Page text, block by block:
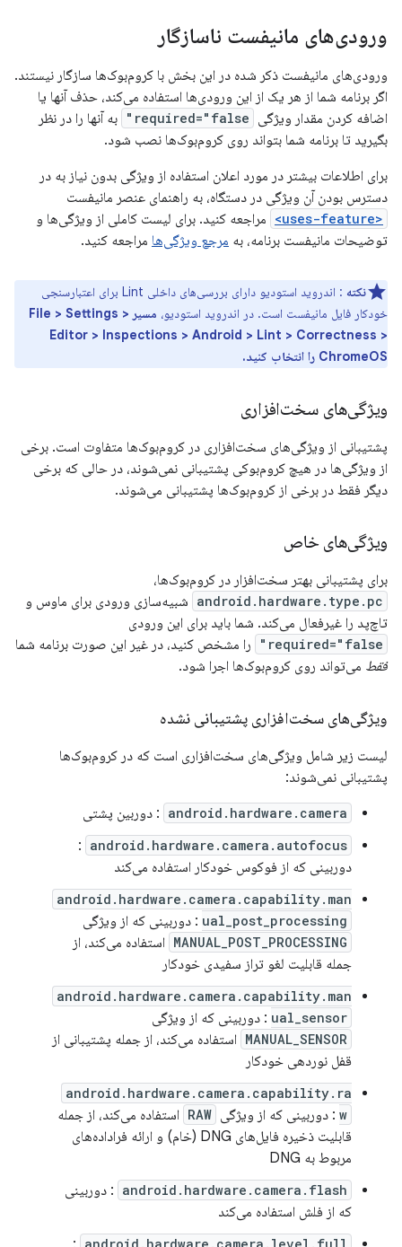
ورودی‌های مانیفست ناسازگار
ورودی‌های مانیفست ذکر شده در این بخش با کروم‌بوک‌ها سازگار نیستند.
اگر برنامه شما از هر یک از این ورودی‌ها استفاده می‌کند، حذف آنها یا
اضافه کردن مقدار ویژگی required="false"
به آنها را در نظر
بگیرید تا برنامه شما بتواند روی کروم‌بوک‌ها نصب شود.
برای اطلاعات بیشتر در مورد اعلان استفاده از ویژگی بدون نیاز به در
دسترس بودن آن ویژگی در دستگاه، به راهنمای عنصر مانیفست
<uses-feature>
مراجعه کنید. برای لیست کاملی از ویژگی‌ها و
توضیحات مانیفست برنامه، به مرجع ویژگی‌ها مراجعه کنید.
نکته
: اندروید استودیو دارای بررسی‌های داخلی Lint برای اعتبارسنجی
خودکار فایل مانیفست است. در اندروید استودیو،
مسیر File > Settings >
Editor > Inspections > Android > Lint > Correctness >
ChromeOS را انتخاب کنید.
ویژگی‌های سخت‌افزاری
پشتیبانی از ویژگی‌های سخت‌افزاری در کروم‌بوک‌ها متفاوت است. برخی
از ویژگی‌ها در هیچ کروم‌بوکی پشتیبانی نمی‌شوند، در حالی که برخی
دیگر فقط در برخی از کروم‌بوک‌ها پشتیبانی می‌شوند.
ویژگی‌های خاص
برای پشتیبانی بهتر سخت‌افزار در کروم‌بوک‌ها،
android.hardware.type.pc شبیه‌سازی ورودی برای ماوس و
تاچ‌پد را غیرفعال می‌کند. شما باید برای این ورودی
required="false"
را مشخص کنید، در غیر این صورت برنامه شما
فقط می‌تواند روی کروم‌بوک‌ها اجرا شود.
ویژگی‌های سخت‌افزاری پشتیبانی نشده
لیست زیر شامل ویژگی‌های سخت‌افزاری است که در کروم‌بوک‌ها
پشتیبانی نمی‌شوند:
android.hardware.camera : دوربین پشتی
android.hardware.camera.autofocus
:
دوربینی که از فوکوس خودکار استفاده می‌کند
android.hardware.camera.capability.man
ual_post_processing : دوربینی که از ویژگی
MANUAL_POST_PROCESSING استفاده می‌کند، از
جمله قابلیت لغو تراز سفیدی خودکار
android.hardware.camera.capability.man
ual_sensor : دوربینی که از ویژگی
MANUAL_SENSOR استفاده می‌کند، از جمله پشتیبانی از
قفل نوردهی خودکار
android.hardware.camera.capability.ra
w : دوربینی که از ویژگی RAW استفاده می‌کند، از جمله
قابلیت ذخیره فایل‌های DNG (خام) و ارائه فراداده‌های
مربوط به DNG
android.hardware.camera.flash : دوربینی
که از فلش استفاده می‌کند